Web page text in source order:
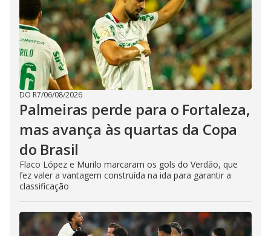
DO R7/06/08/2026
Palmeiras perde para o Fortaleza,
mas avança às quartas da Copa
do Brasil
Flaco López e Murilo marcaram os gols do Verdão, que
fez valer a vantagem construída na ida para garantir a
classificação